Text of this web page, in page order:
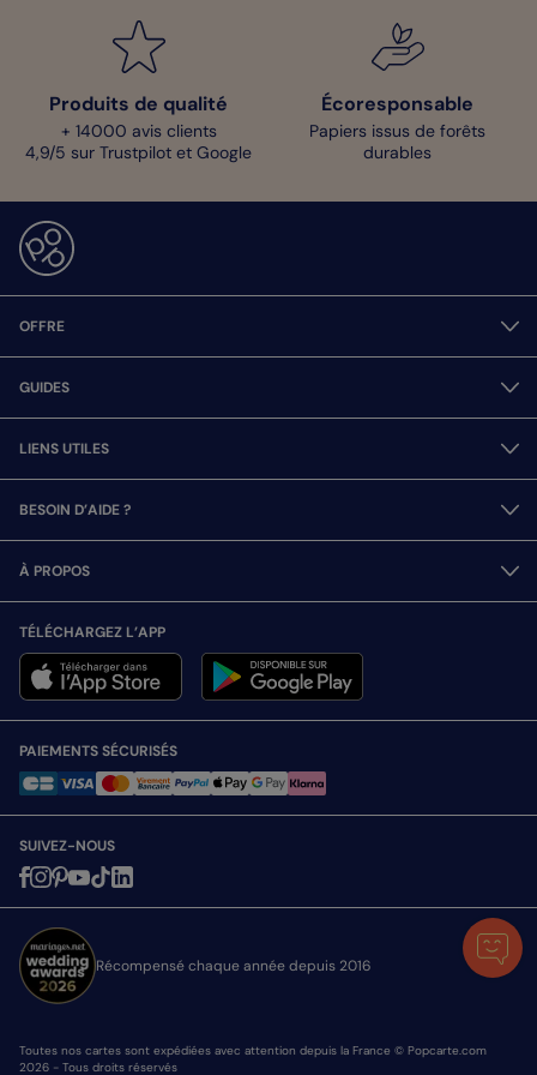
Produits de qualité
+ 14000 avis clients
4,9/5 sur Trustpilot et Google
Écoresponsable
Papiers issus de forêts
durables
OFFRE
GUIDES
LIENS UTILES
BESOIN D’AIDE ?
À PROPOS
TÉLÉCHARGEZ L’APP
PAIEMENTS SÉCURISÉS
SUIVEZ-NOUS
Récompensé chaque année depuis 2016
Toutes nos cartes sont expédiées avec attention depuis la France © Popcarte.com
2026 - Tous droits réservés